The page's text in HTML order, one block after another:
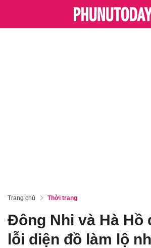
Trang chủ Thời trang
Đông Nhi và Hà Hồ
lỗi diện đồ làm lộ